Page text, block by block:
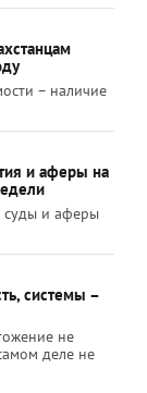
– наличие
и аферы на
суды и аферы
системы –
не
деле не